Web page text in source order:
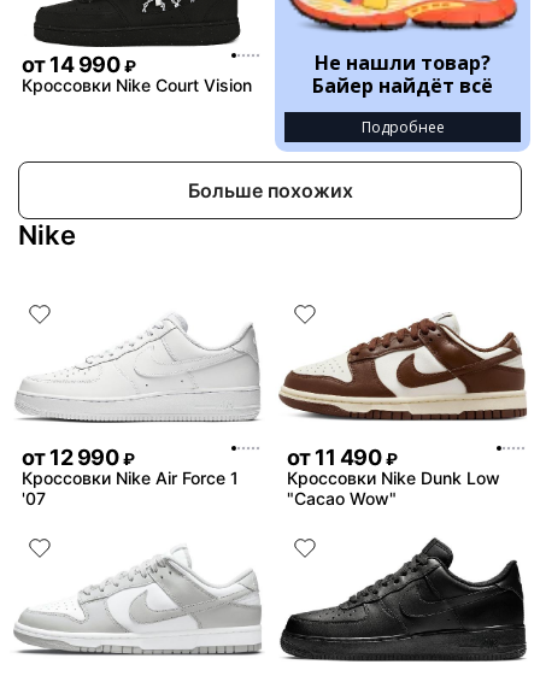
от14 990 ₽
Кроссовки Nike Court Vision
Не нашли товар?
Байер найдёт всё
Подробнее
Больше похожих
Nike
от12 990 ₽
Кроссовки Nike Air Force 1
'07
от11 490 ₽
Кроссовки Nike Dunk Low
"Cacao Wow"